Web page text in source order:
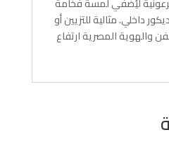
ليُضفي لمسة فخامة
داخلي. مثالية للتزيين أو
والهوية المصرية ارتفاع